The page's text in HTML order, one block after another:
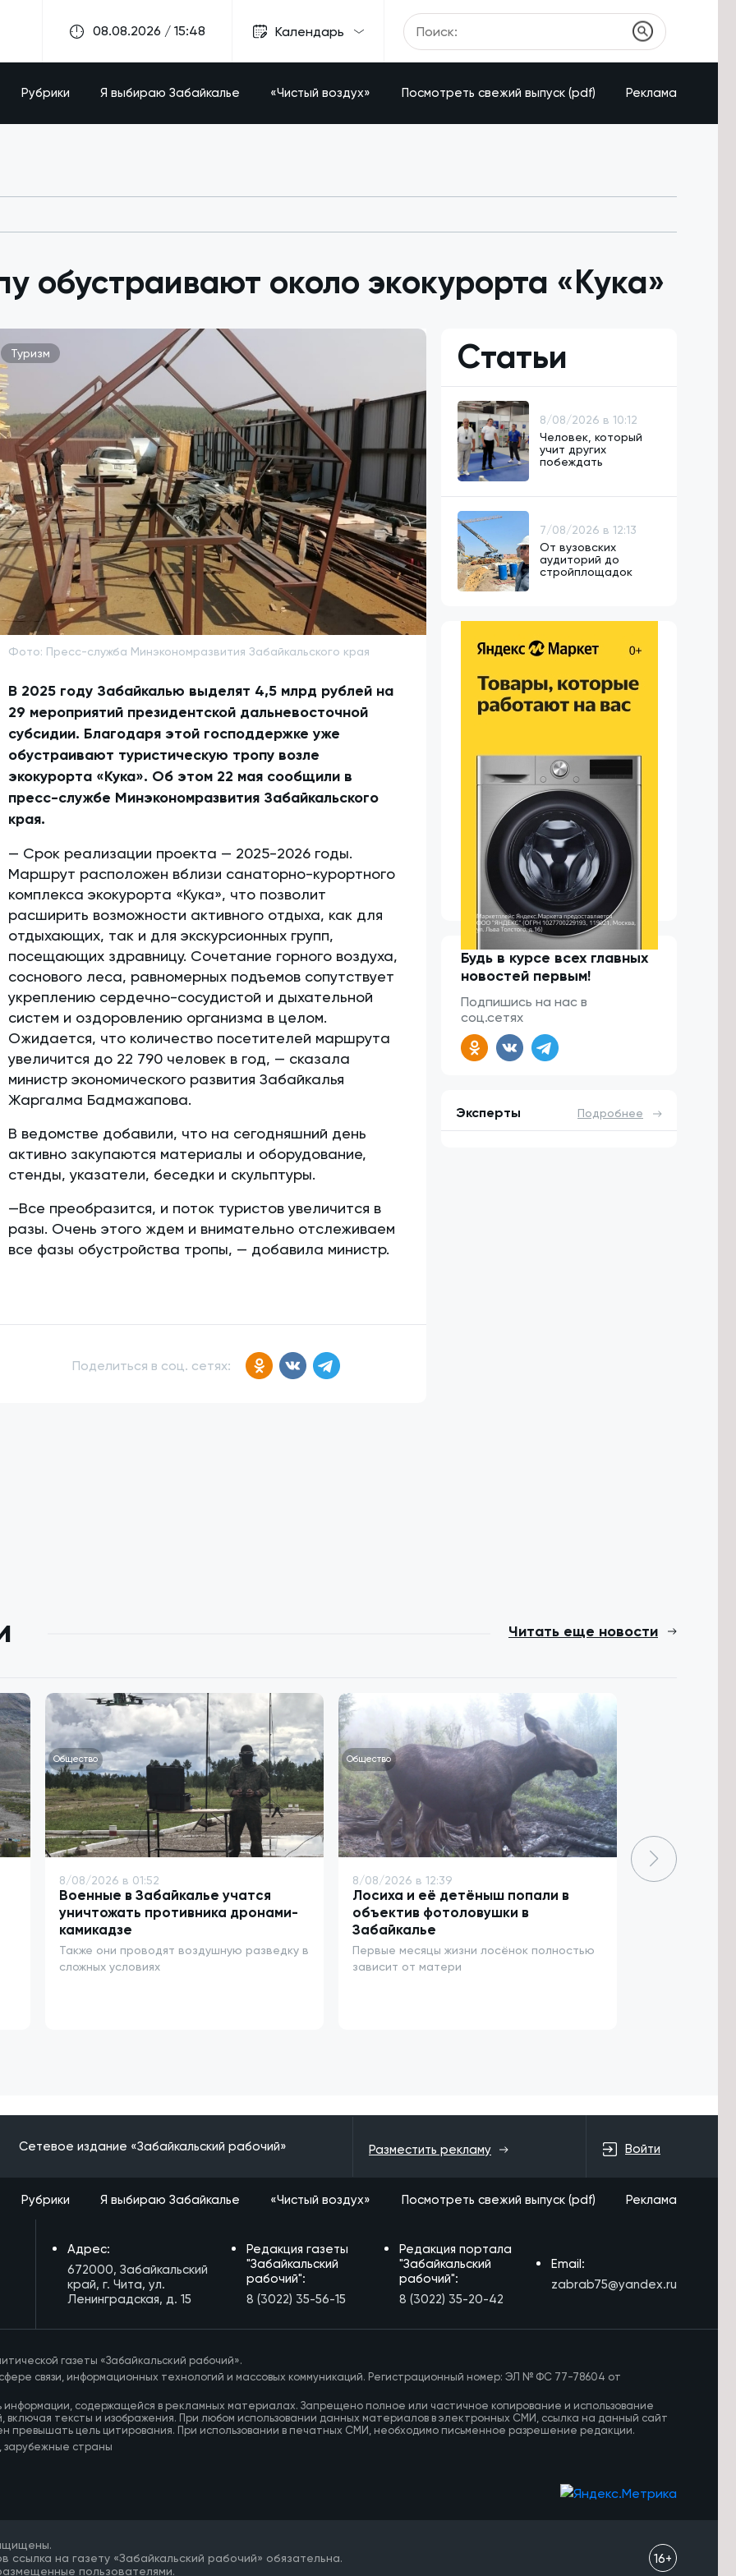
08.08.2026 / 15:48 Календарь
Рубрики Я выбираю Забайкалье «Чистый воздух» Посмотреть свежий выпуск (pdf) Реклама
обустраивают около экокурорта «Кука»
Туризм
Фото: Пресс-служба Минэкономразвития Забайкальского края
В 2025 году Забайкалью выделят 4,5 млрд рублей на
29 мероприятий президентской дальневосточной
субсидии. Благодаря этой господдержке уже
обустраивают туристическую тропу возле
экокурорта «Кука». Об этом 22 мая сообщили в
пресс-службе Минэкономразвития Забайкальского
края.
— Срок реализации проекта — 2025-2026 годы.
Маршрут расположен вблизи санаторно-курортного
комплекса экокурорта «Кука», что позволит
расширить возможности активного отдыха, как для
отдыхающих, так и для экскурсионных групп,
посещающих здравницу. Сочетание горного воздуха,
соснового леса, равномерных подъемов сопутствует
укреплению сердечно-сосудистой и дыхательной
систем и оздоровлению организма в целом.
Ожидается, что количество посетителей маршрута
увеличится до 22 790 человек в год, — сказала
министр экономического развития Забайкалья
Жаргалма Бадмажапова.
В ведомстве добавили, что на сегодняшний день
активно закупаются материалы и оборудование,
стенды, указатели, беседки и скульптуры.
—Все преобразится, и поток туристов увеличится в
разы. Очень этого ждем и внимательно отслеживаем
все фазы обустройства тропы, — добавила министр.
Поделиться в соц. сетях:
Статьи
8/08/2026 в 10:12
Человек, который
учит других
побеждать
7/08/2026 в 12:13
От вузовских
аудиторий до
стройплощадок
Будь в курсе всех главных
новостей первым!
Подпишись на нас в
соц.сетях
Эксперты Подробнее
Читать еще новости
Общество
8/08/2026 в 01:52
Военные в Забайкалье учатся
уничтожать противника дронами-
камикадзе
Также они проводят воздушную разведку в
сложных условиях
Общество
8/08/2026 в 12:39
Лосиха и её детёныш попали в
объектив фотоловушки в
Забайкалье
Первые месяцы жизни лосёнок полностью
зависит от матери
8/08/2026 в
Сетевое издание «Забайкальский рабочий» Разместить рекламу Войти
Рубрики Я выбираю Забайкалье «Чистый воздух» Посмотреть свежий выпуск (pdf) Реклама
Адрес:
672000, Забайкальский
край, г. Чита, ул.
Ленинградская, д. 15
Редакция газеты
"Забайкальский
рабочий":
8 (3022) 35-56-15
Редакция портала
"Забайкальский
рабочий":
8 (3022) 35-20-42
Email:
zabrab75@yandex.ru
газеты «Забайкальский рабочий».
связи, информационных технологий и массовых коммуникаций. Регистрационный номер: ЭЛ № ФС 77-78604 от
информации, содержащейся в рекламных материалах. Запрещено полное или частичное копирование и использование
тексты и изображения. При любом использовании данных материалов в электронных СМИ, ссылка на данный сайт
превышать цель цитирования. При использовании в печатных СМИ, необходимо письменное разрешение редакции.
зарубежные страны
на газету «Забайкальский рабочий» обязательна.
пользователями.
16+